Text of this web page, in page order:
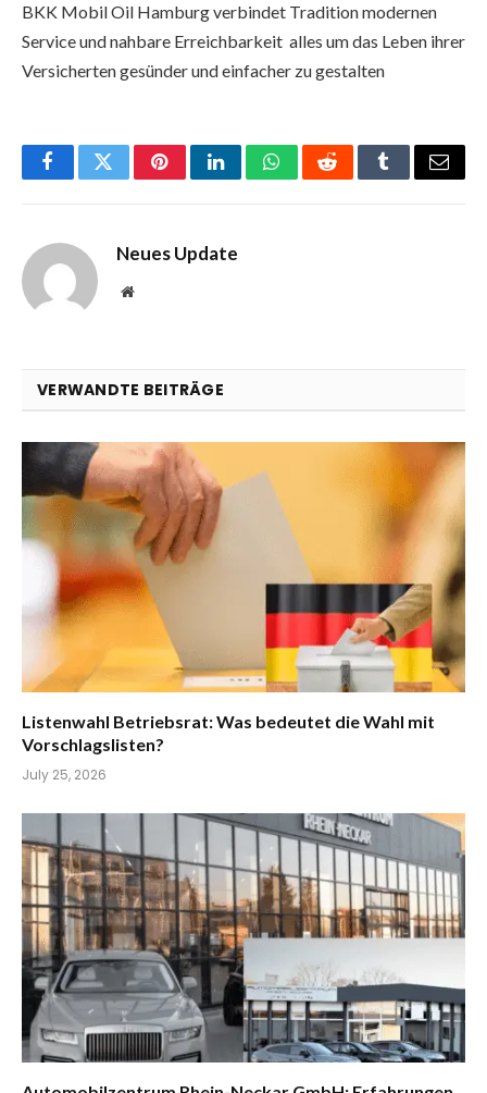
BKK Mobil Oil Hamburg verbindet Tradition modernen
Service und nahbare Erreichbarkeit alles um das Leben ihrer
Versicherten gesünder und einfacher zu gestalten
FacebookTwitterPinterestLinkedInWhatsAppRedditTumblrEmail
Neues Update
Website
VERWANDTE BEITRÄGE
Listenwahl Betriebsrat: Was bedeutet die Wahl mit
Vorschlagslisten?
July 25, 2026